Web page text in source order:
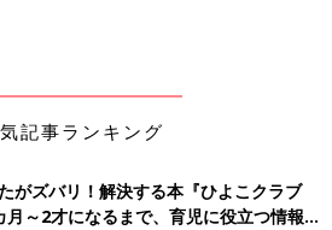
記事ランキング
がズバリ！解決する本『ひよこクラブ
～2才になるまで、育児に役立つ情報が